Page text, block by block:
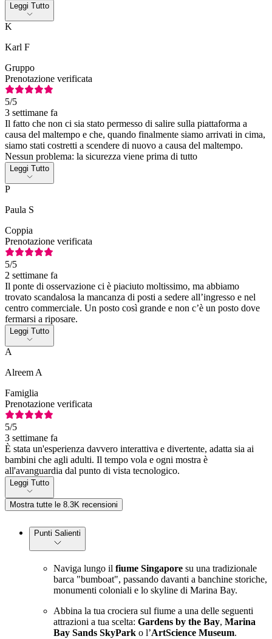
Leggi Tutto
K
Karl F
Gruppo
Prenotazione verificata
5/5
3 settimane fa
Il fatto che non ci sia stato permesso di salire sulla piattaforma a
causa del maltempo e che, quando finalmente siamo arrivati in cima,
siamo stati costretti a scendere di nuovo a causa del maltempo.
Nessun problema: la sicurezza viene prima di tutto
Leggi Tutto
P
Paula S
Coppia
Prenotazione verificata
5/5
2 settimane fa
Il ponte di osservazione ci è piaciuto moltissimo, ma abbiamo
trovato scandalosa la mancanza di posti a sedere all’ingresso e nel
centro commerciale. Un posto così grande e non c’è un posto dove
fermarsi a riposare.
Leggi Tutto
A
Alreem A
Famiglia
Prenotazione verificata
5/5
3 settimane fa
È stata un'esperienza davvero interattiva e divertente, adatta sia ai
bambini che agli adulti. Il tempo vola e ogni mostra è
all'avanguardia dal punto di vista tecnologico.
Leggi Tutto
Mostra tutte le 8.3K recensioni
Punti Salienti
Naviga lungo il fiume Singapore su una tradizionale
barca "bumboat", passando davanti a banchine storiche,
monumenti coloniali e lo skyline di Marina Bay.
Abbina la tua crociera sul fiume a una delle seguenti
attrazioni a tua scelta: Gardens by the Bay, Marina
Bay Sands SkyPark o l’ArtScience Museum.